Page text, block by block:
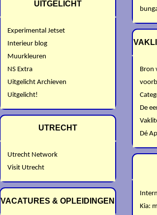
UITGELICHT
Experimental Jetset
Interieur blog
Muurkleuren
NS Extra
Uitgelicht Archieven
Uitgelicht!
UTRECHT
Utrecht Network
Visit Utrecht
VACATURES & OPLEIDINGEN
Bron
De
Dé
Kia: